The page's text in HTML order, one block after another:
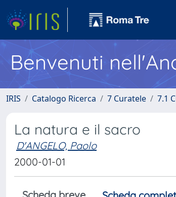
Benvenuti
IRIS Catalogo Ricerca 7 Curatele 7.1
La natura e il sacro
D'ANGELO, Paolo
2000-01-01